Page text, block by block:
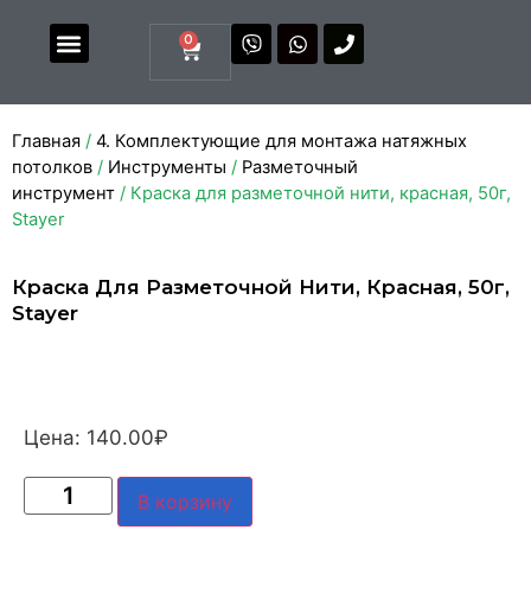
0
Главная / 4. Комплектующие для монтажа натяжных
потолков / Инструменты / Разметочный
инструмент / Краска для разметочной нити, красная, 50г,
Stayer
Краска Для Разметочной Нити, Красная, 50г,
Stayer
Цена: 140.00₽
В корзину